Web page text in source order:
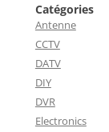
Catégories
Antenne
CCTV
DATV
DIY
DVR
Electronics